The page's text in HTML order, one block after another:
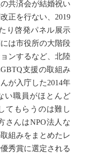
共済会が結婚祝い
正を行ない、2019
り啓発パネル展示
は市役所の大階段
ンするなど、北陸
支援の取組み
が入庁した2014年
い職員がほとんど
てもらうのは難し
さんはNPO法人な
組みをまとめたレ
秀賞に選定される